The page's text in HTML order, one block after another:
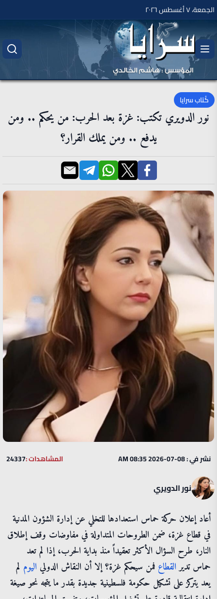
الجمعة، ٧ أغسطس ٢٠٢٦
كُتاب سرايا
نور الدويري تكتب: غزة بعد الحرب: من يحكم .. ومن
يدفع .. ومن يملك القرار؟
نشر في : 08-07-2026 08:35 AM المشاهدات :24337
نور الدويري
أعاد إعلان حركة حماس استعدادها للتخلي عن إدارة الشؤون المدنية
في قطاع غزة، ضمن الطروحات المتداولة في مفاوضات وقف إطلاق
النار، طرح السؤال الأكثر تعقيداً منذ بداية الحرب، إذا لم تعد
حماس تديرالقطاع فمن سيحكم غزة؟ إلا أن النقاش الدولي اليوم لم
يعد يتركز على تشكيل حكومة فلسطينية جديدة بقدر ما يتجه نحو صيغة